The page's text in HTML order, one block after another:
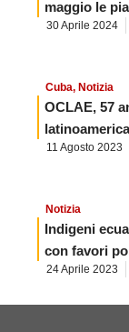
maggio le
30 Aprile 2024
Cuba, Notizia
OCLAE, 57
11 Agosto 2023
Notizia
Indigeni
con favori
24 Aprile 2023